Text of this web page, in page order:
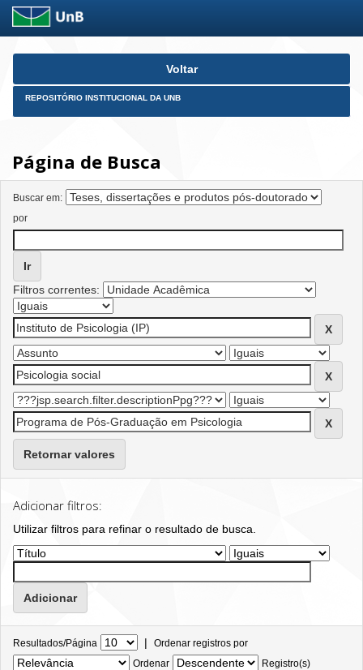
Skip
Voltar
REPOSITÓRIO INSTITUCIONAL DA UNB
Página de Busca
Buscar em:
por
Filtros correntes:
Retornar valores
Adicionar filtros:
Utilizar filtros para refinar o resultado de busca.
Resultados/Página | Ordenar registros por
Ordenar
Registro(s)